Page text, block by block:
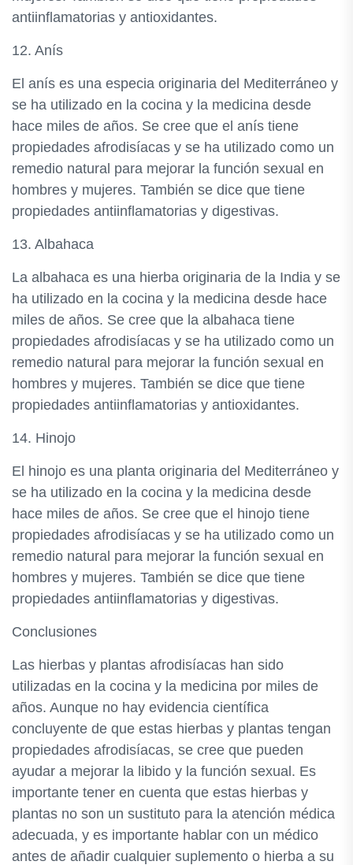
antiinflamatorias y antioxidantes.
12. Anís
El anís es una especia originaria del Mediterráneo y
se ha utilizado en la cocina y la medicina desde
hace miles de años. Se cree que el anís tiene
propiedades afrodisíacas y se ha utilizado como un
remedio natural para mejorar la función sexual en
hombres y mujeres. También se dice que tiene
propiedades antiinflamatorias y digestivas.
13. Albahaca
La albahaca es una hierba originaria de la India y se
ha utilizado en la cocina y la medicina desde hace
miles de años. Se cree que la albahaca tiene
propiedades afrodisíacas y se ha utilizado como un
remedio natural para mejorar la función sexual en
hombres y mujeres. También se dice que tiene
propiedades antiinflamatorias y antioxidantes.
14. Hinojo
El hinojo es una planta originaria del Mediterráneo y
se ha utilizado en la cocina y la medicina desde
hace miles de años. Se cree que el hinojo tiene
propiedades afrodisíacas y se ha utilizado como un
remedio natural para mejorar la función sexual en
hombres y mujeres. También se dice que tiene
propiedades antiinflamatorias y digestivas.
Conclusiones
Las hierbas y plantas afrodisíacas han sido
utilizadas en la cocina y la medicina por miles de
años. Aunque no hay evidencia científica
concluyente de que estas hierbas y plantas tengan
propiedades afrodisíacas, se cree que pueden
ayudar a mejorar la libido y la función sexual. Es
importante tener en cuenta que estas hierbas y
plantas no son un sustituto para la atención médica
adecuada, y es importante hablar con un médico
antes de añadir cualquier suplemento o hierba a su